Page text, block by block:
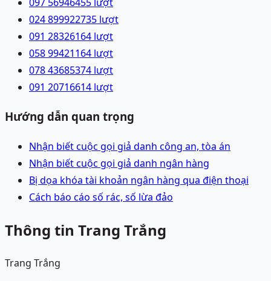
024 899922735 lượt
091 28326164 lượt
058 99421164 lượt
078 43685374 lượt
091 20716614 lượt
Hướng dẫn quan trọng
Nhận biết cuộc gọi giả danh công an, tòa án
Nhận biết cuộc gọi giả danh ngân hàng
Bị dọa khóa tài khoản ngân hàng qua điện thoại
Cách báo cáo số rác, số lừa đảo
Thông tin Trang Trắng
Trang Trắng